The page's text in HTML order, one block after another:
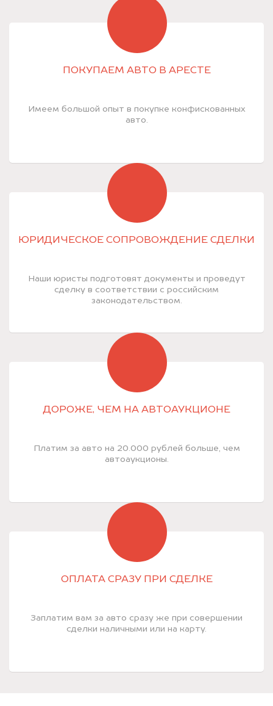
ПОКУПАЕМ АВТО В АРЕСТЕ
Имеем большой опыт в покупке конфискованных
авто.
ЮРИДИЧЕСКОЕ СОПРОВОЖДЕНИЕ СДЕЛКИ
Наши юристы подготовят документы и проведут
сделку в соответствии с российским
законодательством.
ДОРОЖЕ, ЧЕМ НА АВТОАУКЦИОНЕ
Платим за авто на 20.000 рублей больше, чем
автоаукционы.
ОПЛАТА СРАЗУ ПРИ СДЕЛКЕ
Заплатим вам за авто сразу же при совершении
сделки наличными или на карту.